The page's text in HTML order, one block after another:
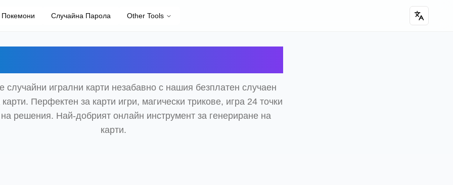
Случайна Парола Other Tools
случайни игрални карти незабавно с нашия безплатен случаен
Перфектен за карти игри, магически трикове, игра 24 точки
решения. Най-добрият онлайн инструмент за генериране на
карти.